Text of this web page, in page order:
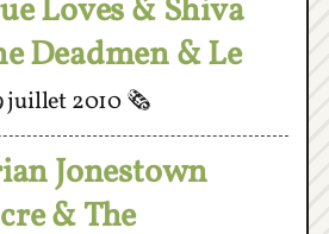
Deadmen & Le
juillet 2010🗞
Jonestown
& The
,22 avril 2010